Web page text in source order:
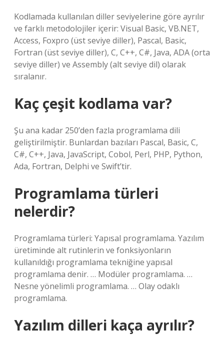
Kodlamada kullanılan diller seviyelerine göre ayrılır
ve farklı metodolojiler içerir: Visual Basic, VB.NET,
Access, Foxpro (üst seviye diller), Pascal, Basic,
Fortran (üst seviye diller), C, C++, C#, Java, ADA (orta
seviye diller) ve Assembly (alt seviye dil) olarak
sıralanır.
Kaç çeşit kodlama var?
Şu ana kadar 250’den fazla programlama dili
geliştirilmiştir. Bunlardan bazıları Pascal, Basic, C,
C#, C++, Java, JavaScript, Cobol, Perl, PHP, Python,
Ada, Fortran, Delphi ve Swift’tir.
Programlama türleri
nelerdir?
Programlama türleri: Yapısal programlama. Yazılım
üretiminde alt rutinlerin ve fonksiyonların
kullanıldığı programlama tekniğine yapısal
programlama denir. … Modüler programlama. …
Nesne yönelimli programlama. … Olay odaklı
programlama.
Yazılım dilleri kaça ayrılır?